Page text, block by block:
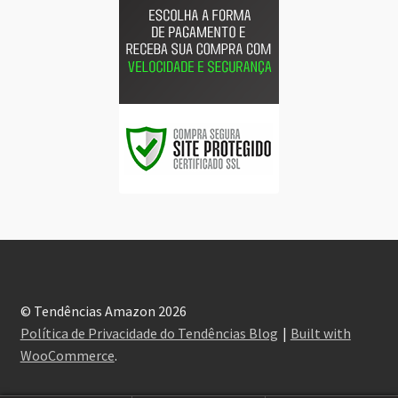
© Tendências Amazon 2026
Política de Privacidade do Tendências Blog
Built with
WooCommerce.